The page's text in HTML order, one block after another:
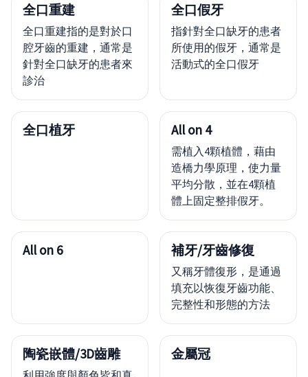
全口重建
全口重建指的是對於口
腔牙齒的重建，通常是
針對全口缺牙的患者來
診治
全口假牙
指針對全口缺牙的患者
所使用的假牙，通常是
活動式的全口假牙
全口植牙 All on 4
需植入4顆植體，藉由
造橋力學原理，使力量
平均分散，並在4顆植
體上固定整排假牙。
All on 6 補牙/牙齒修復
又稱牙體復形，是通過
填充以恢復牙齒功能、
完整性和形態的方法
陶瓷嵌體/3D齒雕 金屬冠